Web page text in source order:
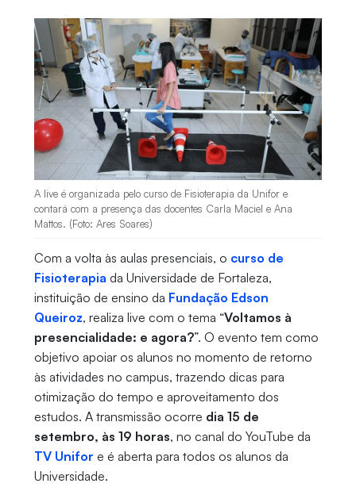
A live é organizada pelo curso de Fisioterapia da Unifor e
contará com a presença das docentes Carla Maciel e Ana
Mattos. (Foto: Ares Soares)
Com a volta às aulas presenciais, o curso de
Fisioterapia da Universidade de Fortaleza,
instituição de ensino da Fundação Edson
Queiroz, realiza live com o tema “Voltamos à
presencialidade: e agora?”. O evento tem como
objetivo apoiar os alunos no momento de retorno
às atividades no campus, trazendo dicas para
otimização do tempo e aproveitamento dos
estudos. A transmissão ocorre dia 15 de
setembro, às 19 horas, no canal do YouTube da
TV Unifor e é aberta para todos os alunos da
Universidade.